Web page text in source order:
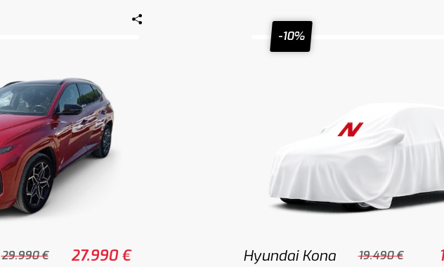
29.990 € 27.990 €
-10%
Hyundai Kona 19.490 €